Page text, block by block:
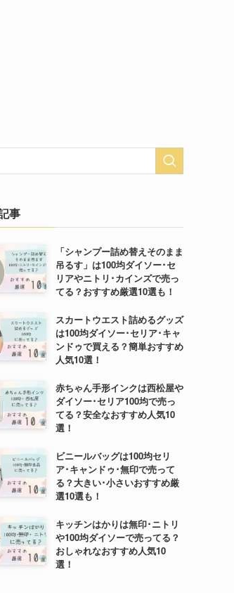
事
「シャンプー詰め替えそのまま
吊るす」は100均ダイソー･セ
リアやニトリ･カインズで売っ
てる？おすすめ厳選10選も！
スカートウエスト詰めるグッズ
は100均ダイソー･セリア･キャ
ンドゥで買える？簡単おすすめ
人気10選！
赤ちゃん手形インクは西松屋や
ダイソー･セリア100均で売っ
てる？安全なおすすめ人気10
選！
ビニールバッグは100均セリ
ア･キャンドゥ･無印で売って
る？大きい･小さいおすすめ厳
選10選も！
キッチンはかりは無印･ニトリ
や100均ダイソーで売ってる？
おしゃれなおすすめ人気10
選！